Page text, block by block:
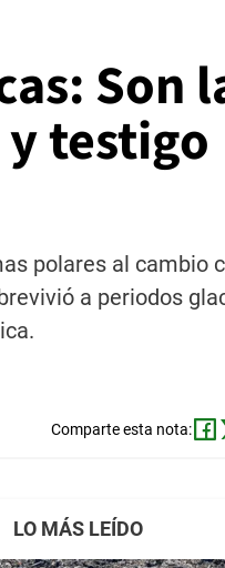
Son
testigo
polares al cambio
a periodos
Comparte esta nota:
LO MÁS LEÍDO